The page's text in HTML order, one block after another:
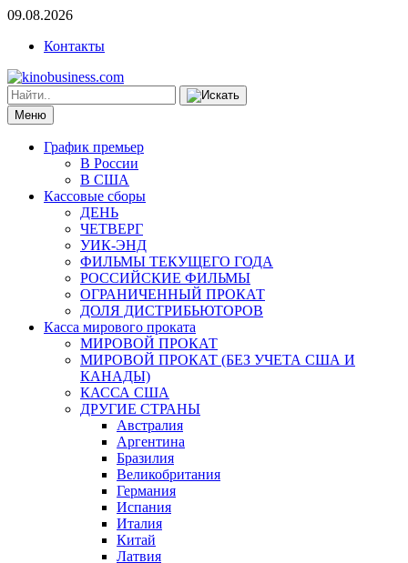
09.08.2026
Контакты
Меню
График премьер
В России
В США
Кассовые сборы
ДЕНЬ
ЧЕТВЕРГ
УИК-ЭНД
ФИЛЬМЫ ТЕКУЩЕГО ГОДА
РОССИЙСКИЕ ФИЛЬМЫ
ОГРАНИЧЕННЫЙ ПРОКАТ
ДОЛЯ ДИСТРИБЬЮТОРОВ
Касса мирового проката
МИРОВОЙ ПРОКАТ
МИРОВОЙ ПРОКАТ (БЕЗ УЧЕТА США И
КАНАДЫ)
КАССА США
ДРУГИЕ СТРАНЫ
Австралия
Аргентина
Бразилия
Великобритания
Германия
Испания
Италия
Китай
Латвия